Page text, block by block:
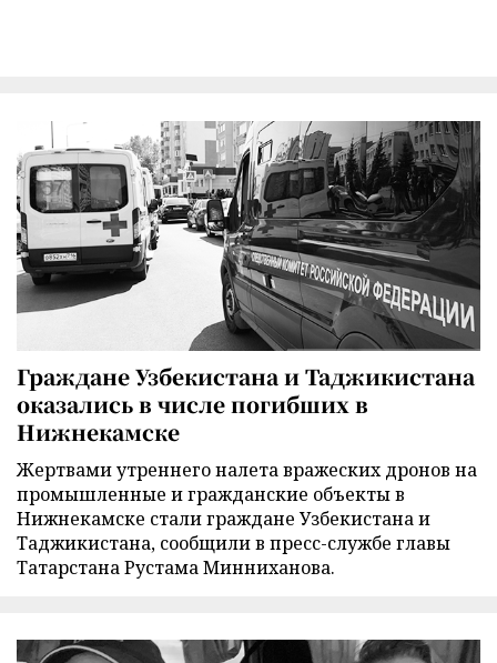
Граждане Узбекистана и Таджикистана
оказались в числе погибших в
Нижнекамске
Жертвами утреннего налета вражеских дронов на
промышленные и гражданские объекты в
Нижнекамске стали граждане Узбекистана и
Таджикистана, сообщили в пресс-службе главы
Татарстана Рустама Минниханова.